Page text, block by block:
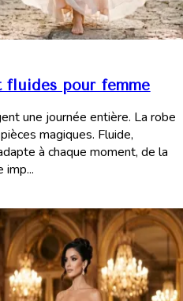
fluides pour femme
une journée entière. La robe
magiques. Fluide,
à chaque moment, de la